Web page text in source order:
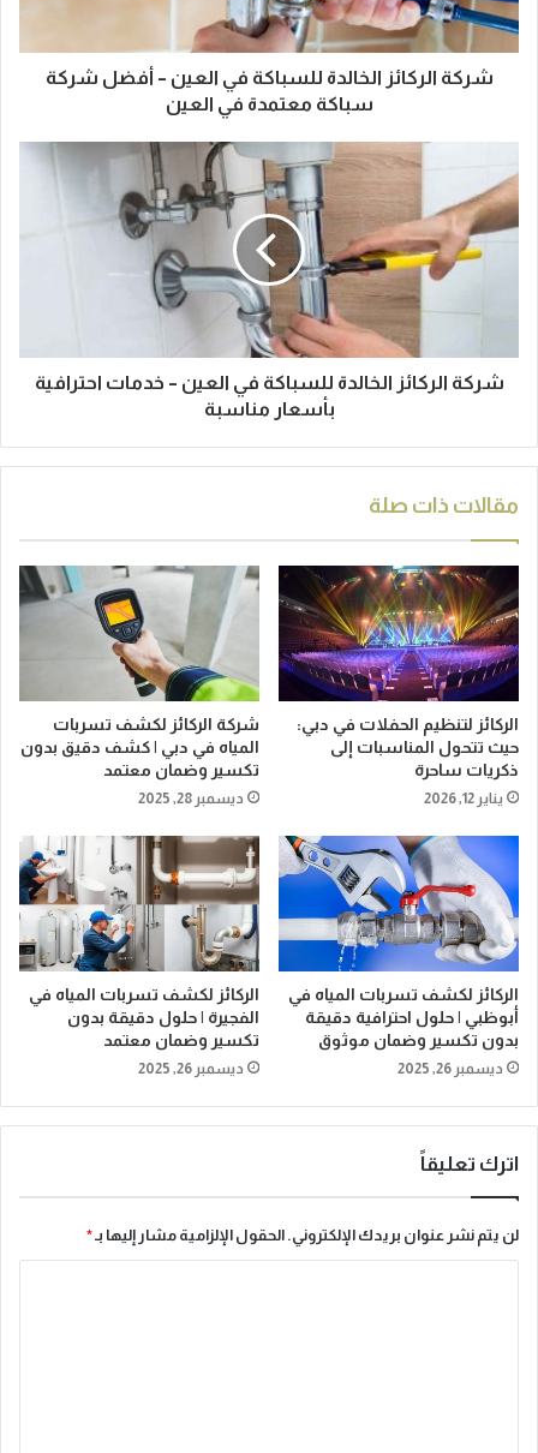
شركة الركائز الخالدة للسباكة في العين – أفضل شركة
سباكة معتمدة في العين
شركة الركائز الخالدة للسباكة في العين – خدمات احترافية
بأسعار مناسبة
مقالات ذات صلة
الركائز لتنظيم الحفلات في دبي:
حيث تتحول المناسبات إلى
ذكريات ساحرة
يناير 12, 2026
شركة الركائز لكشف تسربات
المياه في دبي | كشف دقيق بدون
تكسير وضمان معتمد
ديسمبر 28, 2025
الركائز لكشف تسربات المياه في
أبوظبي | حلول احترافية دقيقة
بدون تكسير وضمان موثوق
ديسمبر 26, 2025
الركائز لكشف تسربات المياه في
الفجيرة | حلول دقيقة بدون
تكسير وضمان معتمد
ديسمبر 26, 2025
اترك تعليقاً
لن يتم نشر عنوان بريدك الإلكتروني. الحقول الإلزامية مشار إليها بـ*